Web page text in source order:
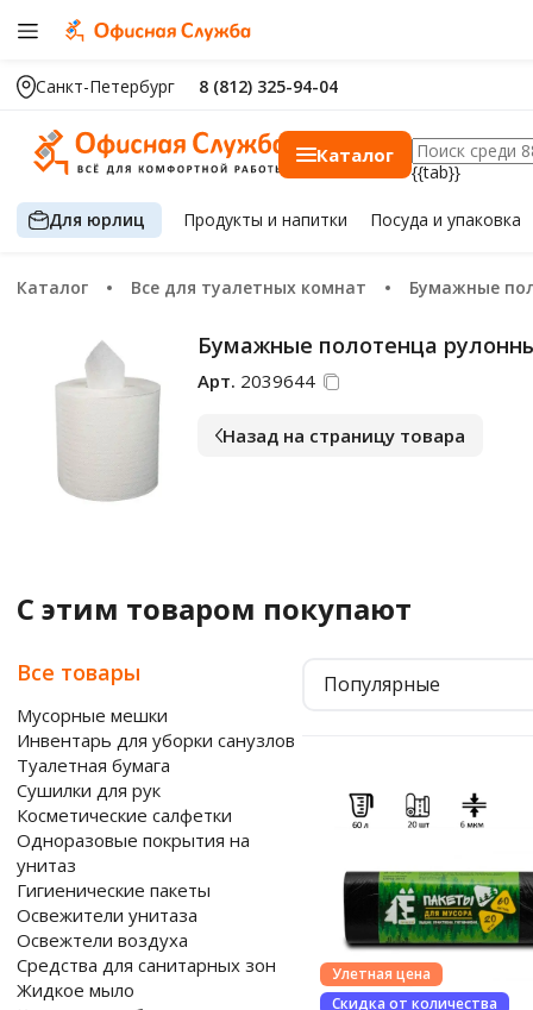
Санкт-Петербург 8 (812) 325-94-04
Каталог
{{tab}}
Для юрлиц Продуктыи напитки Посуда и упаковка
Каталог Все для туалетных комнат Бумажные
Бумажные полотенца
Арт. 2039644
Назад на страницу товара
С этим товаром покупают
Все товары
Мусорные мешки
Инвентарь для уборки санузлов
Туалетная бумага
Сушилки для рук
Косметические салфетки
Одноразовые покрытия на
унитаз
Гигиенические пакеты
Освежители унитаза
Освежтели воздуха
Средства для санитарных зон
Жидкое мыло
Популярные
Улетная цена
Скидка от количества